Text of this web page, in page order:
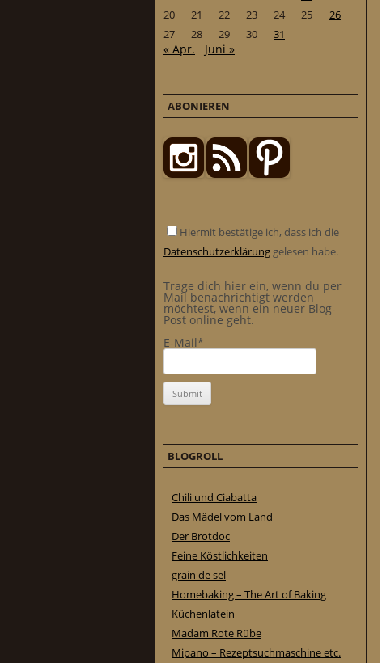
20
21 22 23 24 25
26
27
28 29 30 31
« Apr. Juni »
ABONIEREN
Hiermit bestätige ich, dass ich die
Datenschutzerklärung gelesen habe.
Trage dich hier ein, wenn du per
Mail benachrichtigt werden
möchtest, wenn ein neuer Blog-
Post online geht.
E-Mail*
BLOGROLL
Chili und Ciabatta
Das Mädel vom Land
Der Brotdoc
Feine Köstlichkeiten
grain de sel
Homebaking – The Art of Baking
Küchenlatein
Madam Rote Rübe
Mipano – Rezeptsuchmaschine etc.